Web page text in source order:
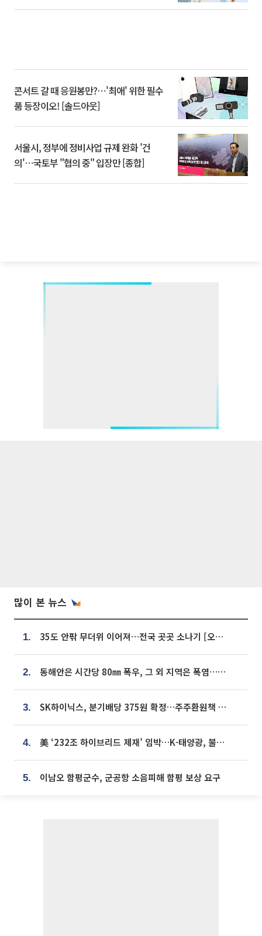
콘서트 갈 때 응원봉만?⋯'최애' 위한 필수
품 등장이오! [솔드아웃]
서울시, 정부에 정비사업 규제 완화 '건
의'⋯국토부 "협의 중" 입장만 [종합]
많이 본 뉴스
1. 35도 안팎 무더위 이어져…전국 곳곳 소나기 [오늘 날씨]
2. 동해안은 시간당 80㎜ 폭우, 그 외 지역은 폭염…‘극과 극 날씨’
3. SK하이닉스, 분기배당 375원 확정…주주환원책 9월로 앞당겨 발표
4. 美 ‘232조 하이브리드 제재’ 임박…K-태양광, 불확실성 털고 날개 다나
5. 이남오 함평군수, 군공항 소음피해 함평 보상 요구